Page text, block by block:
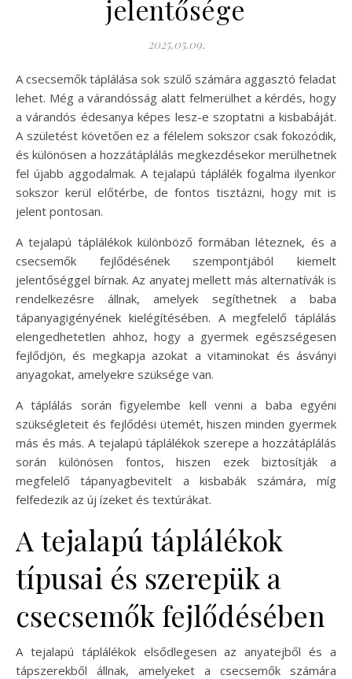
jelentősége
2025.05.09.
A csecsemők táplálása sok szülő számára aggasztó feladat
lehet. Még a várandósság alatt felmerülhet a kérdés, hogy
a várandós édesanya képes lesz-e szoptatni a kisbabáját.
A születést követően ez a félelem sokszor csak fokozódik,
és különösen a hozzátáplálás megkezdésekor merülhetnek
fel újabb aggodalmak. A tejalapú táplálék fogalma ilyenkor
sokszor kerül előtérbe, de fontos tisztázni, hogy mit is
jelent pontosan.
A tejalapú táplálékok különböző formában léteznek, és a
csecsemők fejlődésének szempontjából kiemelt
jelentőséggel bírnak. Az anyatej mellett más alternatívák is
rendelkezésre állnak, amelyek segíthetnek a baba
tápanyagigényének kielégítésében. A megfelelő táplálás
elengedhetetlen ahhoz, hogy a gyermek egészségesen
fejlődjön, és megkapja azokat a vitaminokat és ásványi
anyagokat, amelyekre szüksége van.
A táplálás során figyelembe kell venni a baba egyéni
szükségleteit és fejlődési ütemét, hiszen minden gyermek
más és más. A tejalapú táplálékok szerepe a hozzátáplálás
során különösen fontos, hiszen ezek biztosítják a
megfelelő tápanyagbevitelt a kisbabák számára, míg
felfedezik az új ízeket és textúrákat.
A tejalapú táplálékok
típusai és szerepük a
csecsemők fejlődésében
A tejalapú táplálékok elsődlegesen az anyatejből és a
tápszerekből állnak, amelyeket a csecsemők számára